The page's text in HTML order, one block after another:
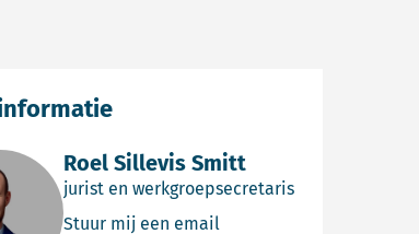
Roel Sillevis Smitt
jurist en werkgroepsecretaris
Stuur mij een email